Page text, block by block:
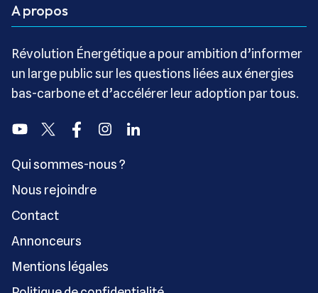
A propos
Révolution Énergétique a pour ambition d’informer
un large public sur les questions liées aux énergies
bas-carbone et d’accélérer leur adoption par tous.
YoutubeTwitter FacebookInstagramLinkedin
Qui sommes-nous ?
Nous rejoindre
Contact
Annonceurs
Mentions légales